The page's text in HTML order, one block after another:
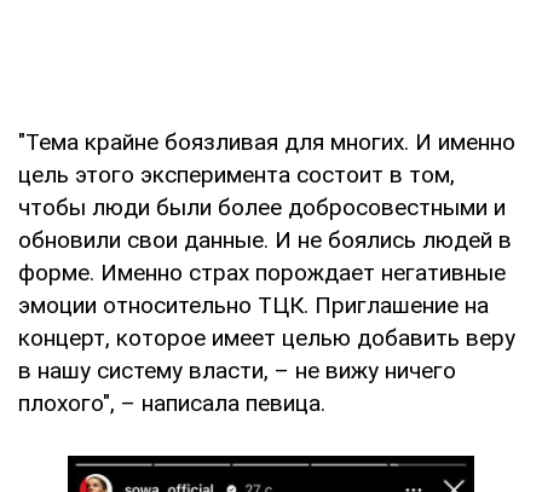
"Тема крайне боязливая для многих. И именно
цель этого эксперимента состоит в том,
чтобы люди были более добросовестными и
обновили свои данные. И не боялись людей в
форме. Именно страх порождает негативные
эмоции относительно ТЦК. Приглашение на
концерт, которое имеет целью добавить веру
в нашу систему власти, – не вижу ничего
плохого", – написала певица.